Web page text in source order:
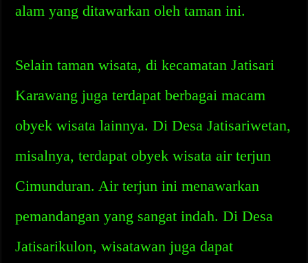
alam yang ditawarkan oleh taman ini.
Selain taman wisata, di kecamatan Jatisari
Karawang juga terdapat berbagai macam
obyek wisata lainnya. Di Desa Jatisariwetan,
misalnya, terdapat obyek wisata air terjun
Cimunduran. Air terjun ini menawarkan
pemandangan yang sangat indah. Di Desa
Jatisarikulon, wisatawan juga dapat